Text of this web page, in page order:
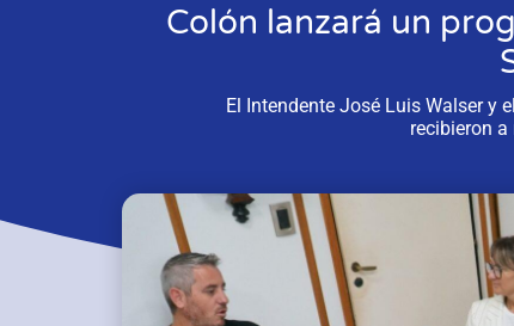
Colón lanzará un
El Intendente José Luis Walser y
recibieron